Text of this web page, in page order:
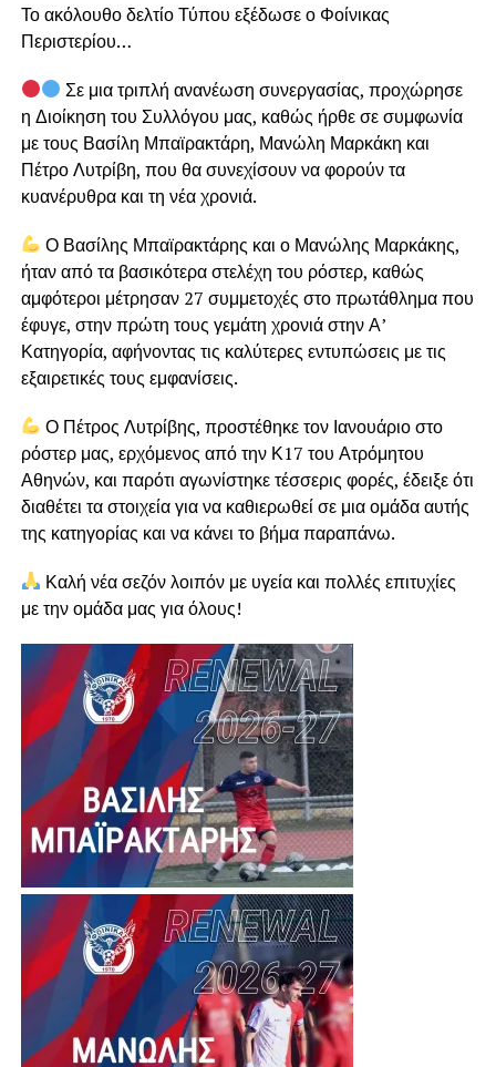
Το ακόλουθο δελτίο Τύπου εξέδωσε ο Φοίνικας
Περιστερίου…
Σε μια τριπλή ανανέωση συνεργασίας, προχώρησε
η Διοίκηση του Συλλόγου μας, καθώς ήρθε σε συμφωνία
με τους Βασίλη Μπαϊρακτάρη, Μανώλη Μαρκάκη και
Πέτρο Λυτρίβη, που θα συνεχίσουν να φορούν τα
κυανέρυθρα και τη νέα χρονιά.
Ο Βασίλης Μπαϊρακτάρης και ο Μανώλης Μαρκάκης,
ήταν από τα βασικότερα στελέχη του ρόστερ, καθώς
αμφότεροι μέτρησαν 27 συμμετοχές στο πρωτάθλημα που
έφυγε, στην πρώτη τους γεμάτη χρονιά στην Α’
Κατηγορία, αφήνοντας τις καλύτερες εντυπώσεις με τις
εξαιρετικές τους εμφανίσεις.
Ο Πέτρος Λυτρίβης, προστέθηκε τον Ιανουάριο στο
ρόστερ μας, ερχόμενος από την Κ17 του Ατρόμητου
Αθηνών, και παρότι αγωνίστηκε τέσσερις φορές, έδειξε ότι
διαθέτει τα στοιχεία για να καθιερωθεί σε μια ομάδα αυτής
της κατηγορίας και να κάνει το βήμα παραπάνω.
Καλή νέα σεζόν λοιπόν με υγεία και πολλές επιτυχίες
με την ομάδα μας για όλους!